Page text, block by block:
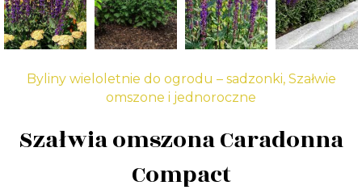
Byliny wieloletnie do ogrodu – sadzonki, Szałwie
omszone i jednoroczne
Szałwia omszona Caradonna
Compact